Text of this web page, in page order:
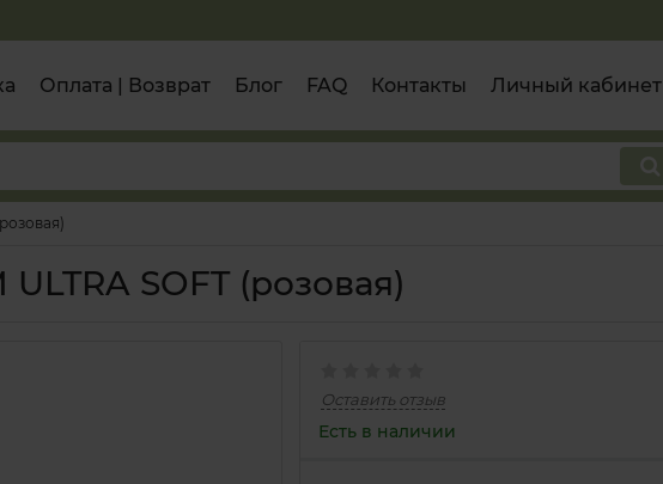
Оплата | Возврат Блог FAQ Контакты Личный кабинет
SOFT (розовая)
Оставить отзыв
Есть в наличии